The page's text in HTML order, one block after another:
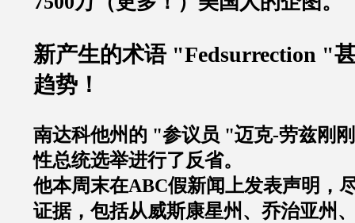
新产生的术语"Fedsurrection "
趋势！
南达科他州的 "参议员 "迈克-劳兹刚
性总统选举进行了反省。
他本周末在ABC假新闻上发表声明，
证据，包括从威斯康星州、乔治亚州